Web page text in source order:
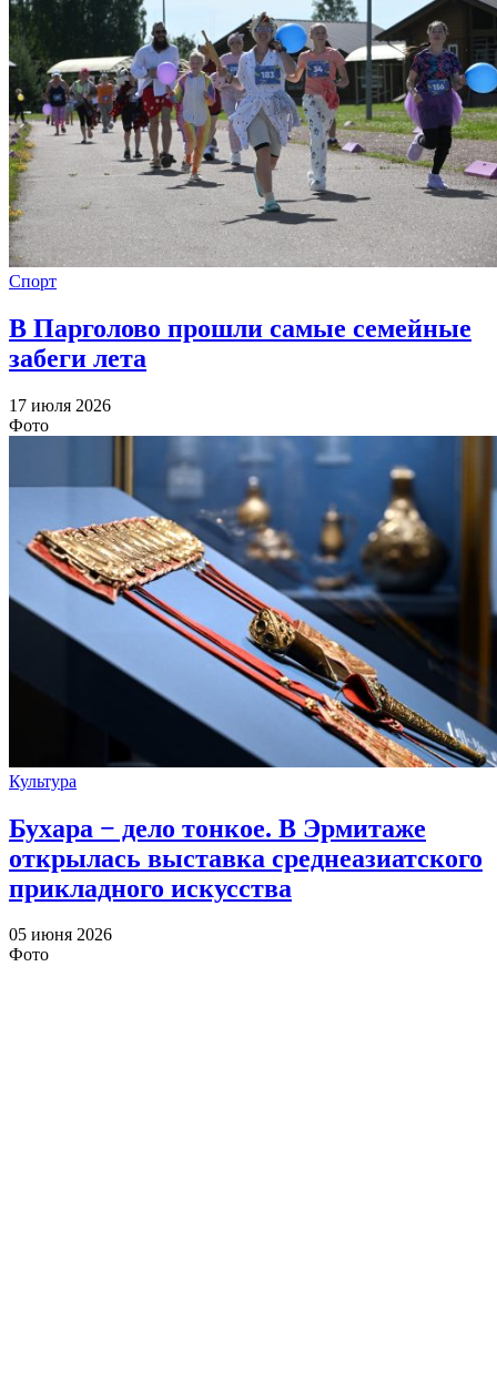
Спорт
В Парголово прошли самые семейные
забеги лета
17 июля 2026
Фото
Культура
Бухара − дело тонкое. В Эрмитаже
открылась выставка среднеазиатского
прикладного искусства
05 июня 2026
Фото